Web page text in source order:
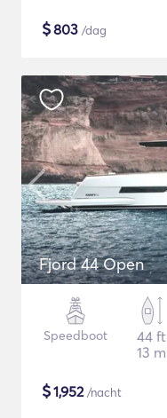
$803 /dag
Fjord 44 Open
Speedboot
44 ft
13 m
$1,952/nacht